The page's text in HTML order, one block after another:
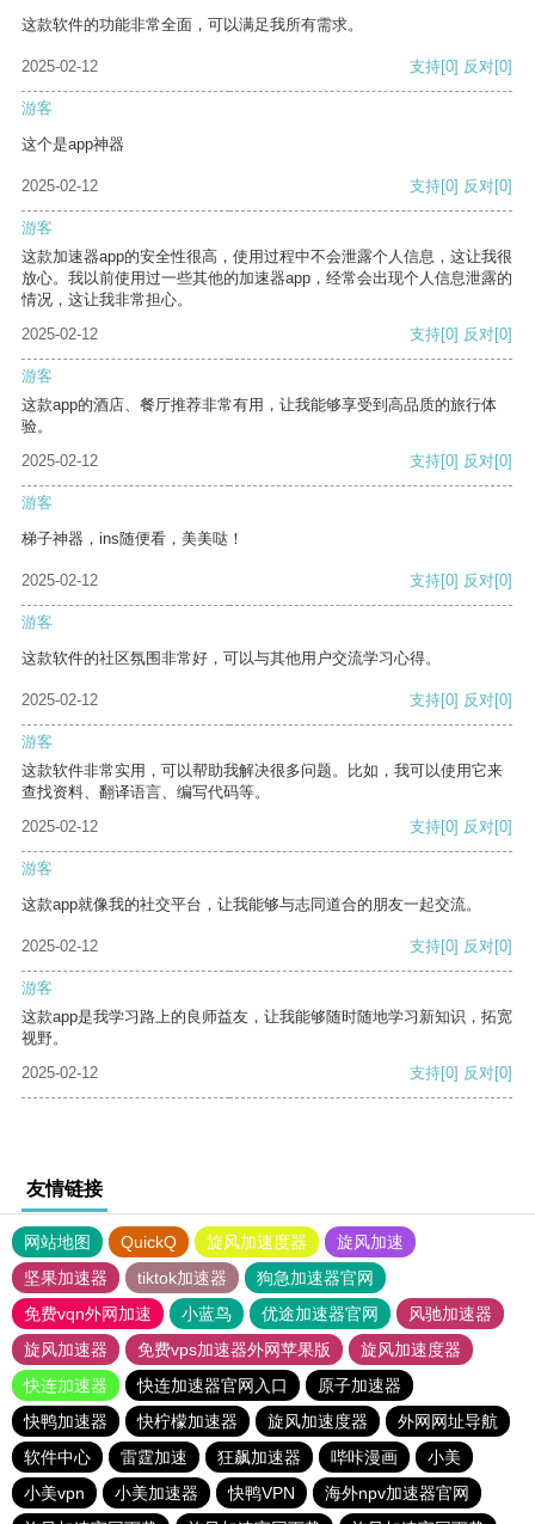
这款软件的功能非常全面，可以满足我所有需求。
2025-02-12 支持[0] 反对[0]
游客
这个是app神器
2025-02-12 支持[0] 反对[0]
游客
这款加速器app的安全性很高，使用过程中不会泄露个人信息，这让我很
放心。我以前使用过一些其他的加速器app，经常会出现个人信息泄露的
情况，这让我非常担心。
2025-02-12
支持[0] 反对[0]
游客
这款app的酒店、餐厅推荐非常有用，让我能够享受到高品质的旅行体
验。
2025-02-12
支持[0] 反对[0]
游客
梯子神器，ins随便看，美美哒！
2025-02-12 支持[0] 反对[0]
游客
这款软件的社区氛围非常好，可以与其他用户交流学习心得。
2025-02-12 支持[0] 反对[0]
游客
这款软件非常实用，可以帮助我解决很多问题。比如，我可以使用它来
查找资料、翻译语言、编写代码等。
2025-02-12
支持[0] 反对[0]
游客
这款app就像我的社交平台，让我能够与志同道合的朋友一起交流。
2025-02-12 支持[0] 反对[0]
游客
这款app是我学习路上的良师益友，让我能够随时随地学习新知识，拓宽
视野。
2025-02-12
支持[0] 反对[0]
友情链接
网站地图 QuickQ 旋风加速度器
旋风加速
坚果加速器
tiktok加速器
狗急加速器官网
免费vqn外网加速
小蓝鸟 优途加速器官网
风驰加速器
旋风加速器
免费vps加速器外网苹果版
旋风加速度器
快连加速器
快连加速器官网入口
原子加速器
快鸭加速器
快柠檬加速器 旋风加速度器
外网网址导航
软件中心
雷霆加速 狂飙加速器 哔咔漫画
小美
小美vpn
小美加速器 快鸭VPN
海外npv加速器官网